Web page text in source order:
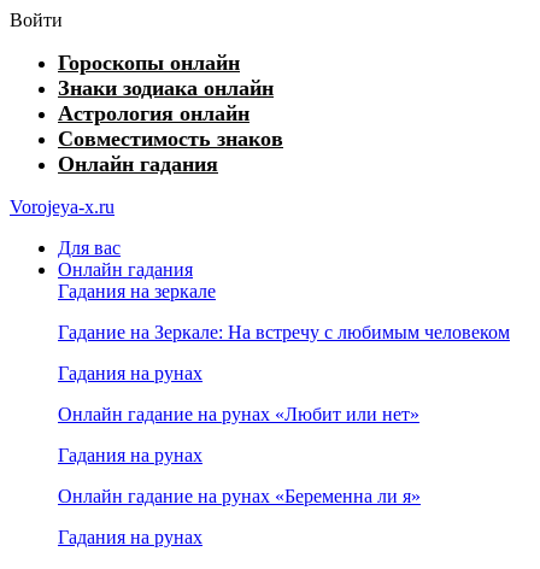
Войти
Гороскопы онлайн
Знаки зодиака онлайн
Астрология онлайн
Совместимость знаков
Онлайн гадания
Vorojeya-x.ru
Для вас
Онлайн гадания
Гадания на зеркале
Гадание на Зеркале: На встречу с любимым человеком
Гадания на рунах
Онлайн гадание на рунах «Любит или нет»
Гадания на рунах
Онлайн гадание на рунах «Беременна ли я»
Гадания на рунах